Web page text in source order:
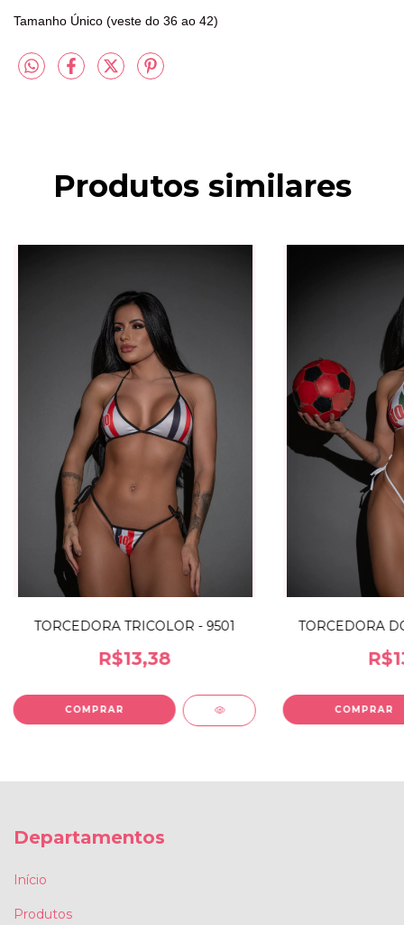
Tamanho Único (veste do 36 ao 42)
Produtos similares
TORCEDORA TRICOLOR - 9501
R$13,38
TORCEDORA
Departamentos
Início
Produtos